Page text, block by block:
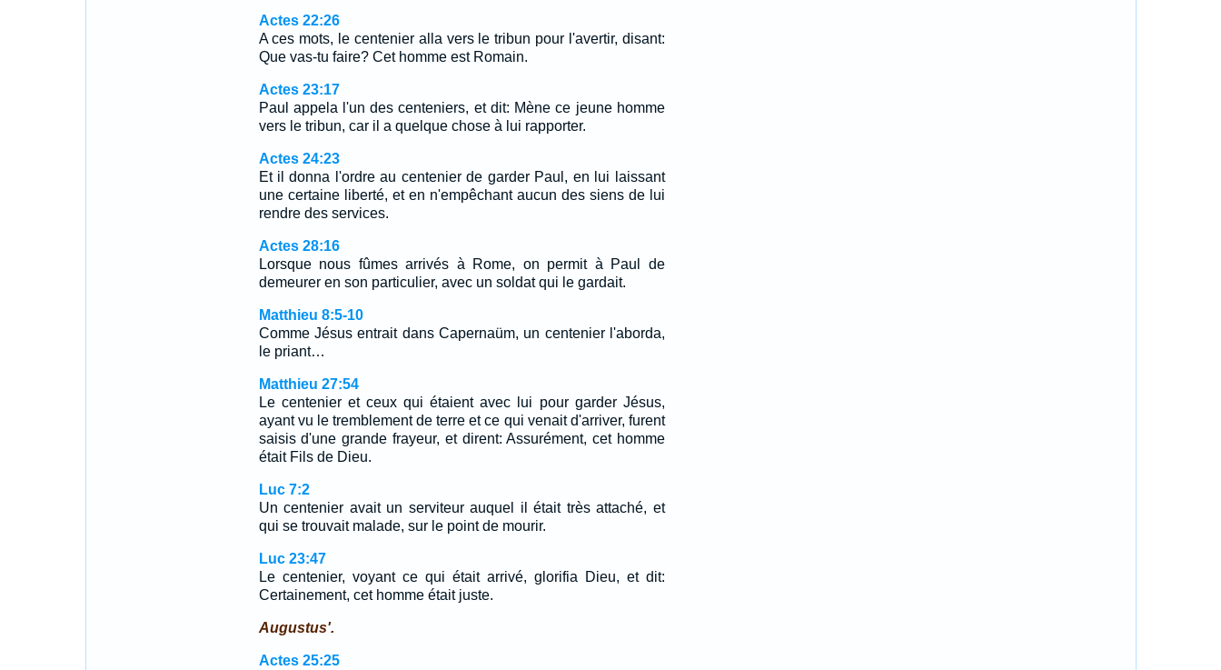
Actes 22:26
A ces mots, le centenier alla vers le tribun pour l'avertir, disant:
Que vas-tu faire? Cet homme est Romain.
Actes 23:17
Paul appela l'un des centeniers, et dit: Mène ce jeune homme
vers le tribun, car il a quelque chose à lui rapporter.
Actes 24:23
Et il donna l'ordre au centenier de garder Paul, en lui laissant
une certaine liberté, et en n'empêchant aucun des siens de lui
rendre des services.
Actes 28:16
Lorsque nous fûmes arrivés à Rome, on permit à Paul de
demeurer en son particulier, avec un soldat qui le gardait.
Matthieu 8:5-10
Comme Jésus entrait dans Capernaüm, un centenier l'aborda,
le priant…
Matthieu 27:54
Le centenier et ceux qui étaient avec lui pour garder Jésus,
ayant vu le tremblement de terre et ce qui venait d'arriver, furent
saisis d'une grande frayeur, et dirent: Assurément, cet homme
était Fils de Dieu.
Luc 7:2
Un centenier avait un serviteur auquel il était très attaché, et
qui se trouvait malade, sur le point de mourir.
Luc 23:47
Le centenier, voyant ce qui était arrivé, glorifia Dieu, et dit:
Certainement, cet homme était juste.
Augustus'.
Actes 25:25